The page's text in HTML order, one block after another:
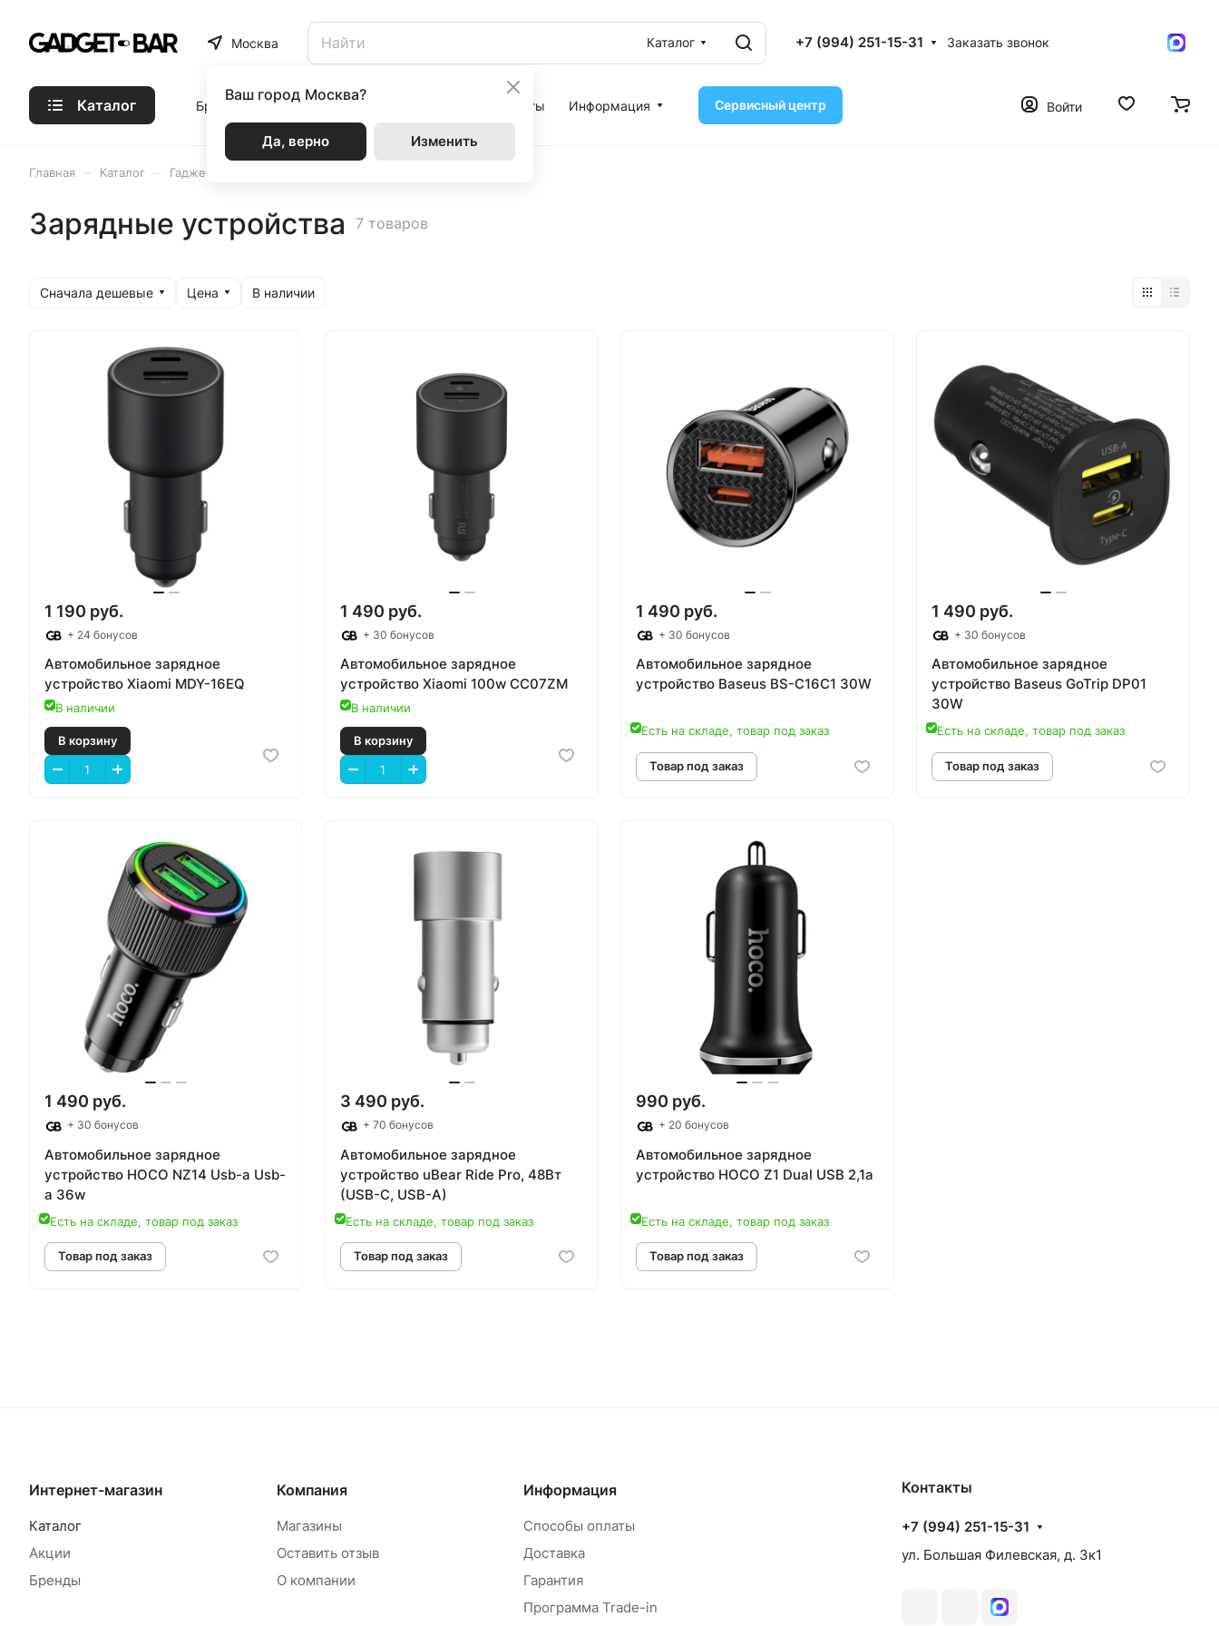
Москва
Ваш город Москва?
Да, верно Изменить
Каталог +7 (994) 251-15-31 Заказать звонок
Каталог Бренды Статьи Акции Контакты Информация Сервисный центр Войти
Главная Каталог Гаджеты
Зарядные устройства 7 товаров
Сначала дешевые Цена В наличии
1 190 руб.
+ 24 бонусов
Автомобильное зарядное
устройство Xiaomi MDY-16EQ
В наличии
1 490 руб.
+ 30 бонусов
Автомобильное зарядное
устройство Xiaomi 100w CC07ZM
В наличии
1 490 руб.
+ 30 бонусов
Автомобильное зарядное
устройство Baseus BS-C16C1 30W
Есть на складе, товар под заказ
Товар под заказ
1 490 руб.
+ 30 бонусов
Автомобильное зарядное
устройство Baseus GoTrip DP01
30W
Есть на складе, товар под заказ
1 490 руб.
+ 30 бонусов
Автомобильное зарядное
устройство HOCO NZ14 Usb-a Usb-
a 36w
Есть на складе, товар под заказ
3 490 руб.
+ 70 бонусов
Автомобильное зарядное
устройство uBear Ride Pro, 48Вт
(USB-C, USB-A)
Есть на складе, товар под заказ
990 руб.
+ 20 бонусов
Автомобильное зарядное
устройство HOCO Z1 Dual USB 2,1a
Есть на складе, товар под заказ
Интернет-магазин
Каталог
Акции
Бренды
Компания
Магазины
Оставить отзыв
О компании
Информация
Способы оплаты
Доставка
Гарантия
Программа Trade-in
Контакты
+7 (994) 251-15-31
ул. Большая Филевская, д. 3к1